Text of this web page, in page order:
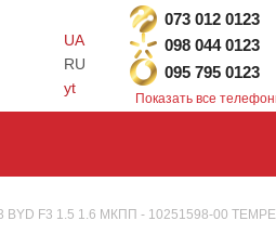
UA
RU
yt
073 012 0123
098 044 0123
095 795 0123
Показать все
F3 1.5 1.6 МКПП - 10251598-00